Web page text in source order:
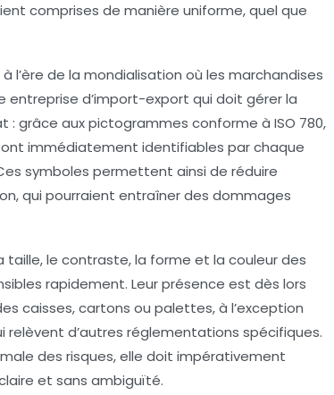
comprises de manière uniforme, quel que
de la mondialisation où les marchandises
entreprise d’import-export qui doit gérer la
grâce aux pictogrammes conforme à ISO 780,
immédiatement identifiables par chaque
symboles permettent ainsi de réduire
qui pourraient entraîner des dommages
taille, le contraste, la forme et la couleur des
rapidement. Leur présence est dès lors
caisses, cartons ou palettes, à l’exception
d’autres réglementations spécifiques.
des risques, elle doit impérativement
et sans ambiguïté.